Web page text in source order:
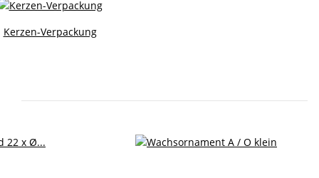
Kerzen-Verpackung